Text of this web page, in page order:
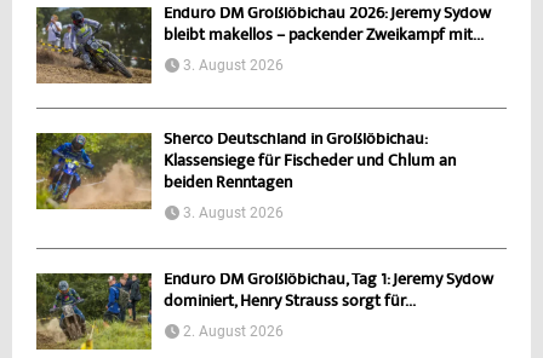
Enduro DM Großlöbichau 2026: Jeremy Sydow
bleibt makellos – packender Zweikampf mit...
3. August 2026
Sherco Deutschland in Großlöbichau:
Klassensiege für Fischeder und Chlum an
beiden Renntagen
3. August 2026
Enduro DM Großlöbichau, Tag 1: Jeremy Sydow
dominiert, Henry Strauss sorgt für...
2. August 2026